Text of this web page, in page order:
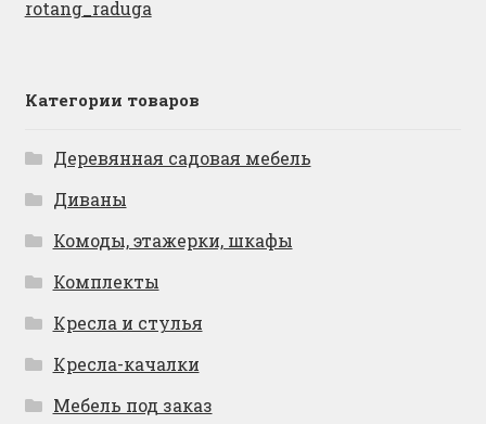
rotang_raduga
Категории товаров
Деревянная садовая мебель
Диваны
Комоды, этажерки, шкафы
Комплекты
Кресла и стулья
Кресла-качалки
Мебель под заказ